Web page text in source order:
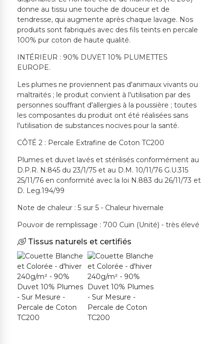
donne au tissu une touche de douceur et de
tendresse, qui augmente après chaque lavage. Nos
produits sont fabriqués avec des fils teints en percale
100% pur coton de haute qualité.
INTÉRIEUR : 90% DUVET 10% PLUMETTES
EUROPE.
Les plumes ne proviennent pas d'animaux vivants ou
maltraités ; le produit convient à l'utilisation par des
personnes souffrant d'allergies à la poussière ; toutes
les composantes du produit ont été réalisées sans
l'utilisation de substances nocives pour la santé.
CÔTÉ 2 : Percale Extrafine de Coton TC200
Plumes et duvet lavés et stérilisés conformément au
D.P.R. N.845 du 23/1/75 et au D.M. 10/11/76 G.U.315
25/11/76 en conformité avec la loi N.883 du 26/11/73 et
D. Leg.194/99
Note de chaleur : 5 sur 5 - Chaleur hivernale
Pouvoir de remplissage : 700 Cuin (Unité) - très élevé
Tissus naturels et certifiés